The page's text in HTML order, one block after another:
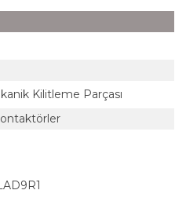
Kilitleme Parçası